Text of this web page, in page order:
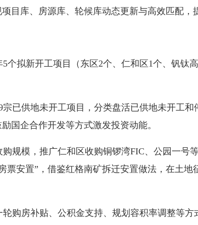
库、房源库、轮候库动态更新与高效匹配，
拟新开工项目（东区2个、仁和区1个、钒钛
供地未开工项目，分类盘活已供地未开工和
国企合作开发等方式激发投资动能。
模，推广仁和区收购铜锣湾FIC、公园一号
票安置”，借鉴红格南矿拆迁安置做法，在土
房补贴、公积金支持、规划容积率调整等方